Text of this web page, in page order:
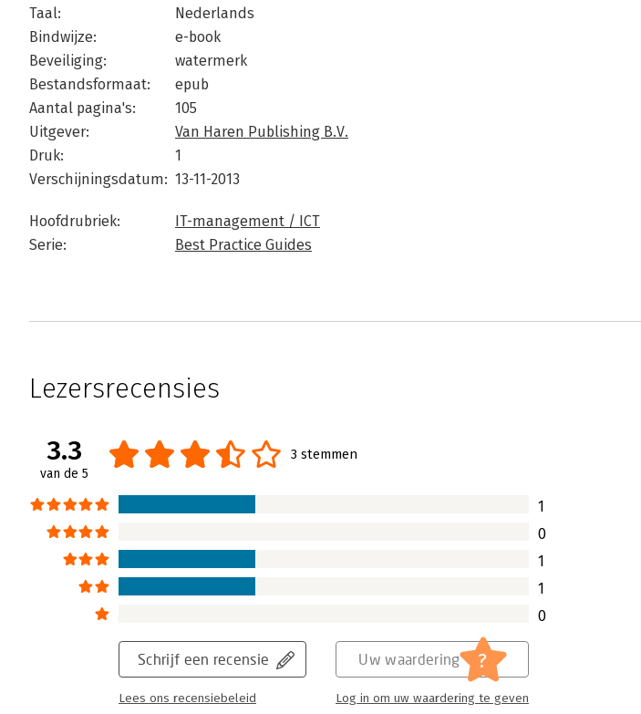
Taal:
Nederlands
Bindwijze:
e-book
Beveiliging:
watermerk
Bestandsformaat:
epub
Aantal pagina's:
105
Uitgever:
Van Haren Publishing B.V.
Druk:
1
Verschijningsdatum: 13-11-2013
Hoofdrubriek:
IT-management / ICT
Serie:
Best Practice Guides
Lezersrecensies
3.3
van de 5
3 stemmen
1
0
1
1
0
Schrijf een recensie
Lees ons recensiebeleid
Uw waardering ?
Log in om uw waardering te geven